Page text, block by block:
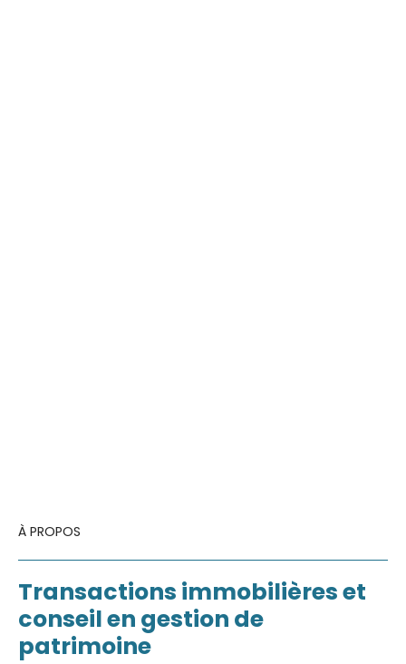
À PROPOS
Transactions immobilières et
conseil en gestion de
patrimoine